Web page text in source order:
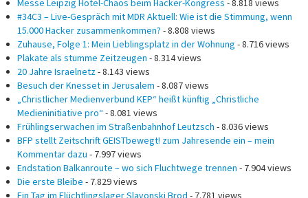
#34C3 – Live-Gespräch mit MDR Aktuell: Wie ist die Stimmung, wenn
15.000 Hacker zusammenkommen? - 8.808 views
Zuhause, Folge 1: Mein Lieblingsplatz in der Wohnung - 8.716 views
Plakate als stumme Zeitzeugen - 8.314 views
20 Jahre Israelnetz - 8.143 views
Besuch der Knesset in Jerusalem - 8.087 views
„Christlicher Medienverbund KEP“ heißt künftig „Christliche
Medieninitiative pro“- 8.081 views
Frühlingserwachen im Straßenbahnhof Leutzsch - 8.036 views
BFP stellt Zeitschrift GEISTbewegt! zum Jahresende ein – mein
Kommentar dazu - 7.997 views
Endstation Balkanroute – wo sich Fluchtwege trennen - 7.904 views
Die erste Bleibe - 7.829 views
Ein Tag im Flüchtlingslager Slavonski Brod - 7.781 views